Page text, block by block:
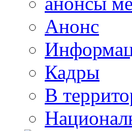
Анонс
Кадры
В